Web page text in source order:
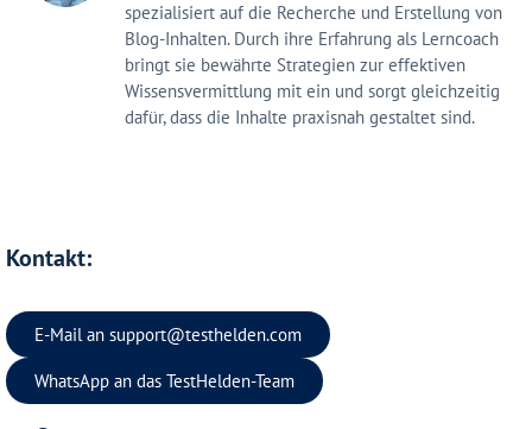
spezialisiert auf die Recherche und Erstellung von
Blog-Inhalten. Durch ihre Erfahrung als Lerncoach
bringt sie bewährte Strategien zur effektiven
Wissensvermittlung mit ein und sorgt gleichzeitig
dafür, dass die Inhalte praxisnah gestaltet sind.
Kontakt:
E-Mail an support@testhelden.com
WhatsApp an das TestHelden-Team